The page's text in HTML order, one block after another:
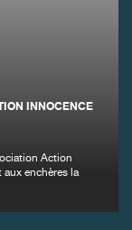
INNOCENCE
Action
aux enchères la